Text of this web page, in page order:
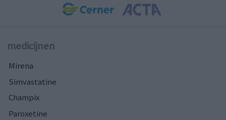
medicijnen
Mirena
Simvastatine
Champix
Paroxetine